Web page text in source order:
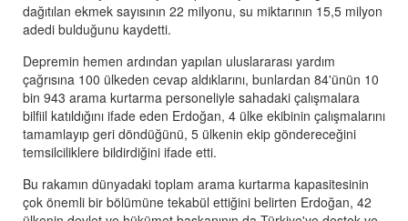
dağıtılan ekmek sayısının 22 milyonu, su miktarının 15,5 milyon
adedi bulduğunu kaydetti.
Depremin hemen ardından yapılan uluslararası yardım
çağrısına 100 ülkeden cevap aldıklarını, bunlardan 84'ünün 10
bin 943 arama kurtarma personeliyle sahadaki çalışmalara
bilfiil katıldığını ifade eden Erdoğan, 4 ülke ekibinin çalışmalarını
tamamlayıp geri döndüğünü, 5 ülkenin ekip göndereceğini
temsilciliklere bildirdiğini ifade etti.
Bu rakamın dünyadaki toplam arama kurtarma kapasitesinin
çok önemli bir bölümüne tekabül ettiğini belirten Erdoğan, 42